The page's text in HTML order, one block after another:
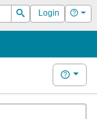
Suchen
Login Hilfe
Hilfe